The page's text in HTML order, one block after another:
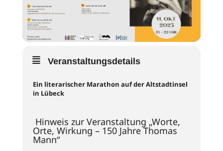
Veranstaltungsdetails
Ein literarischer Marathon auf der Altstadtinsel
in Lübeck
Hinweis zur Veranstaltung „Worte,
Orte, Wirkung – 150 Jahre Thomas
Mann“